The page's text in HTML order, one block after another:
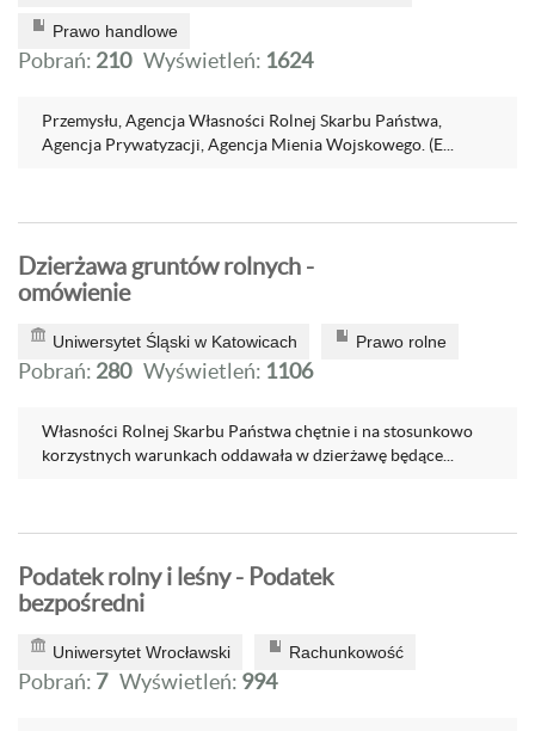
Prawo handlowe
Pobrań: 210 Wyświetleń: 1624
Przemysłu, Agencja Własności Rolnej Skarbu Państwa,
Agencja Prywatyzacji, Agencja Mienia Wojskowego. (E...
Dzierżawa gruntów rolnych -
omówienie
Uniwersytet Śląski w Katowicach Prawo rolne
Pobrań: 280 Wyświetleń: 1106
Własności Rolnej Skarbu Państwa chętnie i na stosunkowo
korzystnych warunkach oddawała w dzierżawę będące...
Podatek rolny i leśny - Podatek
bezpośredni
Uniwersytet Wrocławski Rachunkowość
Pobrań: 7 Wyświetleń: 994